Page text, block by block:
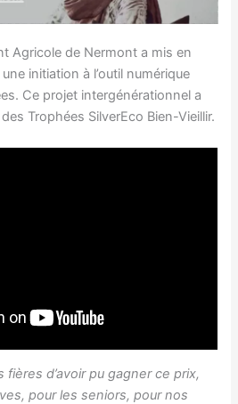
Agricole de Nermont a mis en
initiation à l’outil numérique
Ce projet intergénérationnel a
Trophées SilverEco Bien-Vieillir.
fières d’avoir pu gagner ce prix,
pour les seniors, pour nos